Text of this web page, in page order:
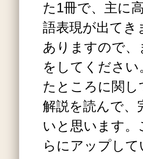
た1冊で、主に
語表現が出てき
ありますので
をしてくださ
たところに関し
解説を読んで、
いと思います
らにアップし